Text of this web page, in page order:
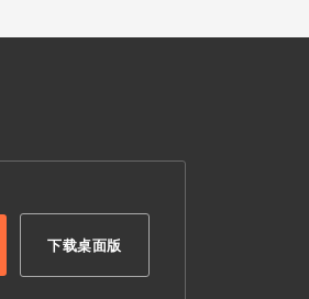
下载桌面版